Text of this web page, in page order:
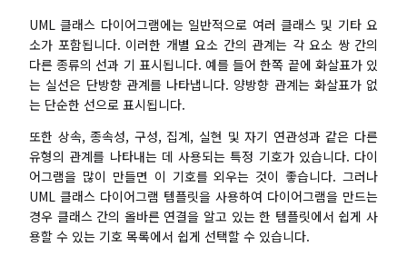
프라이빗 네트워크 배포
가격
UML 클래스 다이어그램에는 일반적으로 여러 클래스 및 기타 요
소가 포함됩니다. 이러한 개별 요소 간의 관계는 각 요소 쌍 간의
다른 종류의 선과 기 표시됩니다. 예를 들어 한쪽 끝에 화살표가 있
는 실선은 단방향 관계를 나타냅니다. 양방향 관계는 화살표가 없
는 단순한 선으로 표시됩니다.
또한 상속, 종속성, 구성, 집계, 실현 및 자기 연관성과 같은 다른
유형의 관계를 나타내는 데 사용되는 특정 기호가 있습니다. 다이
어그램을 많이 만들면 이 기호를 외우는 것이 좋습니다. 그러나
UML 클래스 다이어그램 템플릿을 사용하여 다이어그램을 만드는
경우 클래스 간의 올바른 연결을 알고 있는 한 템플릿에서 쉽게 사
용할 수 있는 기호 목록에서 쉽게 선택할 수 있습니다.